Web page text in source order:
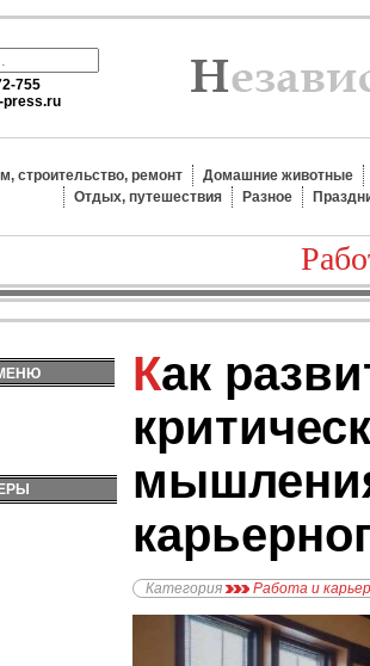
755
press.ru
строительство, ремонт
Домашние животные
Отдых, путешествия
Разное
Как развить навыки
Категория Работа и